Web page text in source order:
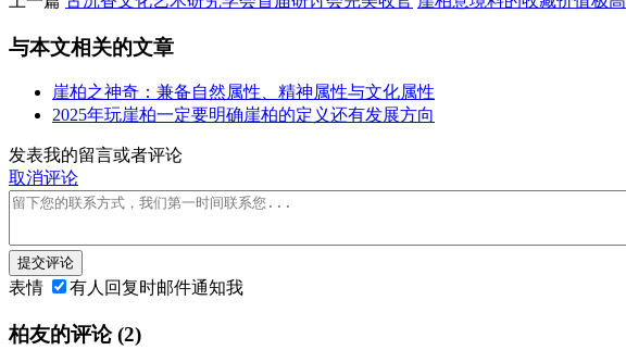
与本文相关的文章
崖柏之神奇：兼备自然属性、精神属性与文化属性
2025年玩崖柏一定要明确崖柏的定义还有发展方向
发表我的留言或者评论
取消评论
提交评论
表情 有人回复时邮件通知我
柏友的评论(2)